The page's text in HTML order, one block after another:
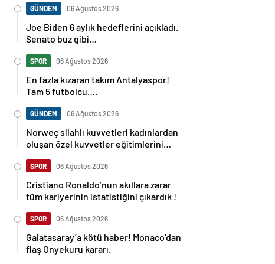
GÜNDEM 06 Ağustos 2026
Joe Biden 6 aylık hedeflerini açıkladı.
Senato buz gibi…
SPOR 06 Ağustos 2026
En fazla kızaran takım Antalyaspor!
Tam 5 futbolcu….
GÜNDEM 06 Ağustos 2026
Norweç silahlı kuvvetleri kadınlardan
oluşan özel kuvvetler eğitimlerini
SPOR 06 Ağustos 2026
Cristiano Ronaldo’nun akıllara zarar
tüm kariyerinin istatistiğini çıkardık !
SPOR 06 Ağustos 2026
Galatasaray’a kötü haber! Monaco’dan
flaş Onyekuru kararı.